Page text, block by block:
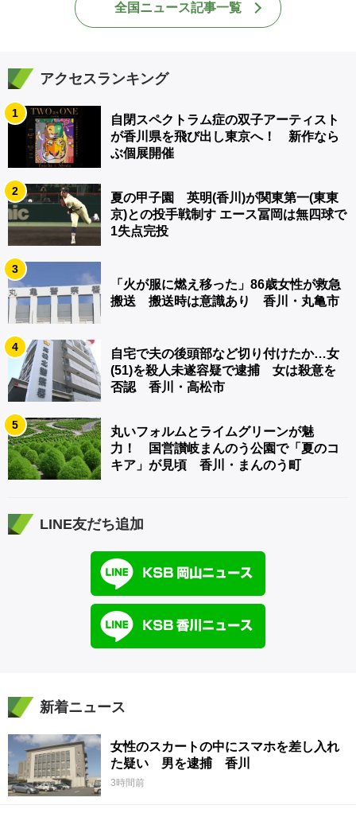
全国ニュース記事一覧
アクセスランキング
1
自閉スペクトラム症の双子アーティスト
が香川県を飛び出し東京へ！ 新作なら
ぶ個展開催
2
夏の甲子園 英明(香川)が関東第一(東東
京)との投手戦制す エース冨岡は無四球で
1失点完投
3
「火が服に燃え移った」86歳女性が救急
搬送 搬送時は意識あり 香川・丸亀市
4
自宅で夫の後頭部など切り付けたか…女
(51)を殺人未遂容疑で逮捕 女は殺意を
否認 香川・高松市
5
丸いフォルムとライムグリーンが魅
力！ 国営讃岐まんのう公園で「夏のコ
キア」が見頃 香川・まんのう町
LINE友だち追加
新着ニュース
女性のスカートの中にスマホを差し入れ
た疑い 男を逮捕 香川
3時間前